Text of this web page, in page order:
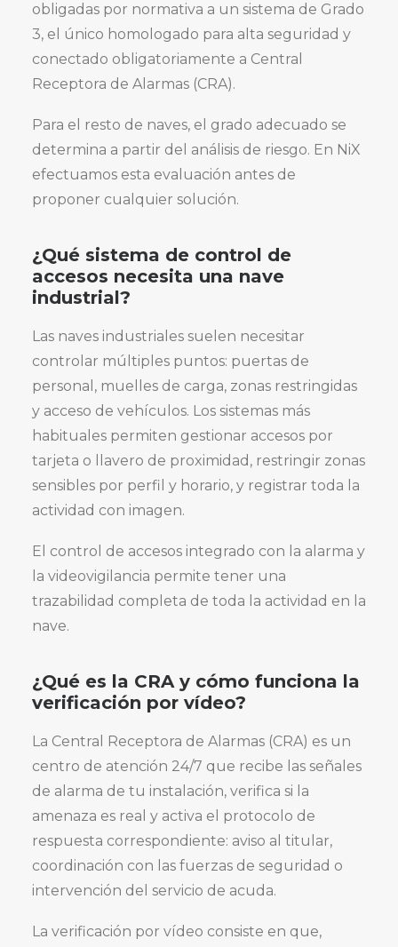
obligadas por normativa a un sistema de Grado
3, el único homologado para alta seguridad y
conectado obligatoriamente a Central
Receptora de Alarmas (CRA).
Para el resto de naves, el grado adecuado se
determina a partir del análisis de riesgo. En NiX
efectuamos esta evaluación antes de
proponer cualquier solución.
¿Qué sistema de control de
accesos necesita una nave
industrial?
Las naves industriales suelen necesitar
controlar múltiples puntos: puertas de
personal, muelles de carga, zonas restringidas
y acceso de vehículos. Los sistemas más
habituales permiten gestionar accesos por
tarjeta o llavero de proximidad, restringir zonas
sensibles por perfil y horario, y registrar toda la
actividad con imagen.
El control de accesos integrado con la alarma y
la videovigilancia permite tener una
trazabilidad completa de toda la actividad en la
nave.
¿Qué es la CRA y cómo funciona la
verificación por vídeo?
La Central Receptora de Alarmas (CRA) es un
centro de atención 24/7 que recibe las señales
de alarma de tu instalación, verifica si la
amenaza es real y activa el protocolo de
respuesta correspondiente: aviso al titular,
coordinación con las fuerzas de seguridad o
intervención del servicio de acuda.
La verificación por vídeo consiste en que,